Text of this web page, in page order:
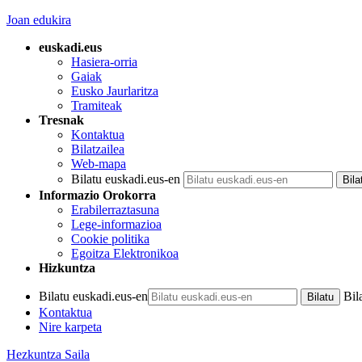
Joan edukira
euskadi.eus
Hasiera-orria
Gaiak
Eusko Jaurlaritza
Tramiteak
Tresnak
Kontaktua
Bilatzailea
Web-mapa
Bilatu euskadi.eus-en
Informazio Orokorra
Erabilerraztasuna
Lege-informazioa
Cookie politika
Egoitza Elektronikoa
Hizkuntza
Bilatu euskadi.eus-en
Kontaktua
Nire karpeta
Hezkuntza Saila